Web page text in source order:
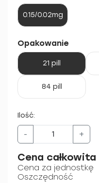
0.15/0.02mg
Opakowanie
21 pill
84 pill
Ilość:
- +
Cena całkowita
Cena za jednostkę
Oszczędność